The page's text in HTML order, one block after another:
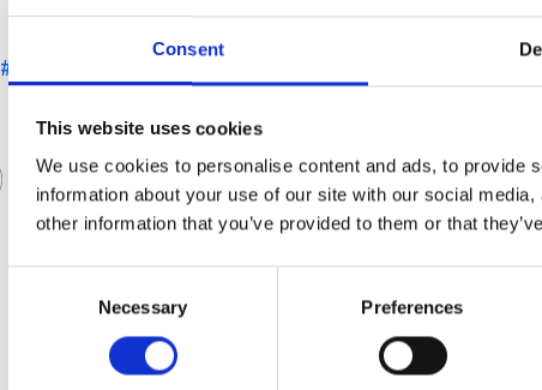
Consent
This website uses cookies
We use cookies to personalise content and ads, to provide
information about your use of our site with our social
other information that you’ve provided to them or that
Necessary Preferences
#diritti infanzia